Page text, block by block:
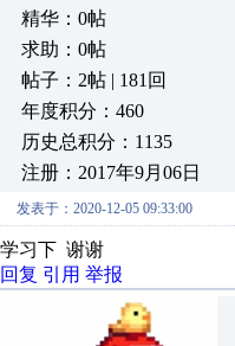
精华：0帖
求助：0帖
帖子：2帖 | 181回
年度积分：460
历史总积分：1135
注册：2017年9月06日
发表于：2020-12-05 09:33:00
学习下 谢谢
回复 引用 举报